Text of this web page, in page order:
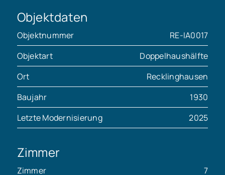
Objektdaten
Objektnummer
RE-IA0017
Objektart
Doppelhaushälfte
Ort
Recklinghausen
Baujahr
1930
Letzte Modernisierung
2025
Zimmer
Zimmer
7